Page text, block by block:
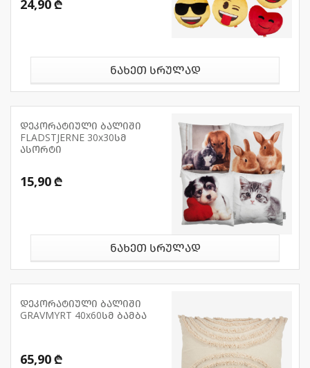
24,90 ₾
ნახეთ სრულად
დეკორატიული ბალიში
FLADSTJERNE 30x30სმ
ასორტი
15,90 ₾
ნახეთ სრულად
დეკორატიული ბალიში
GRAVMYRT 40x60სმ ბამბა
65,90 ₾